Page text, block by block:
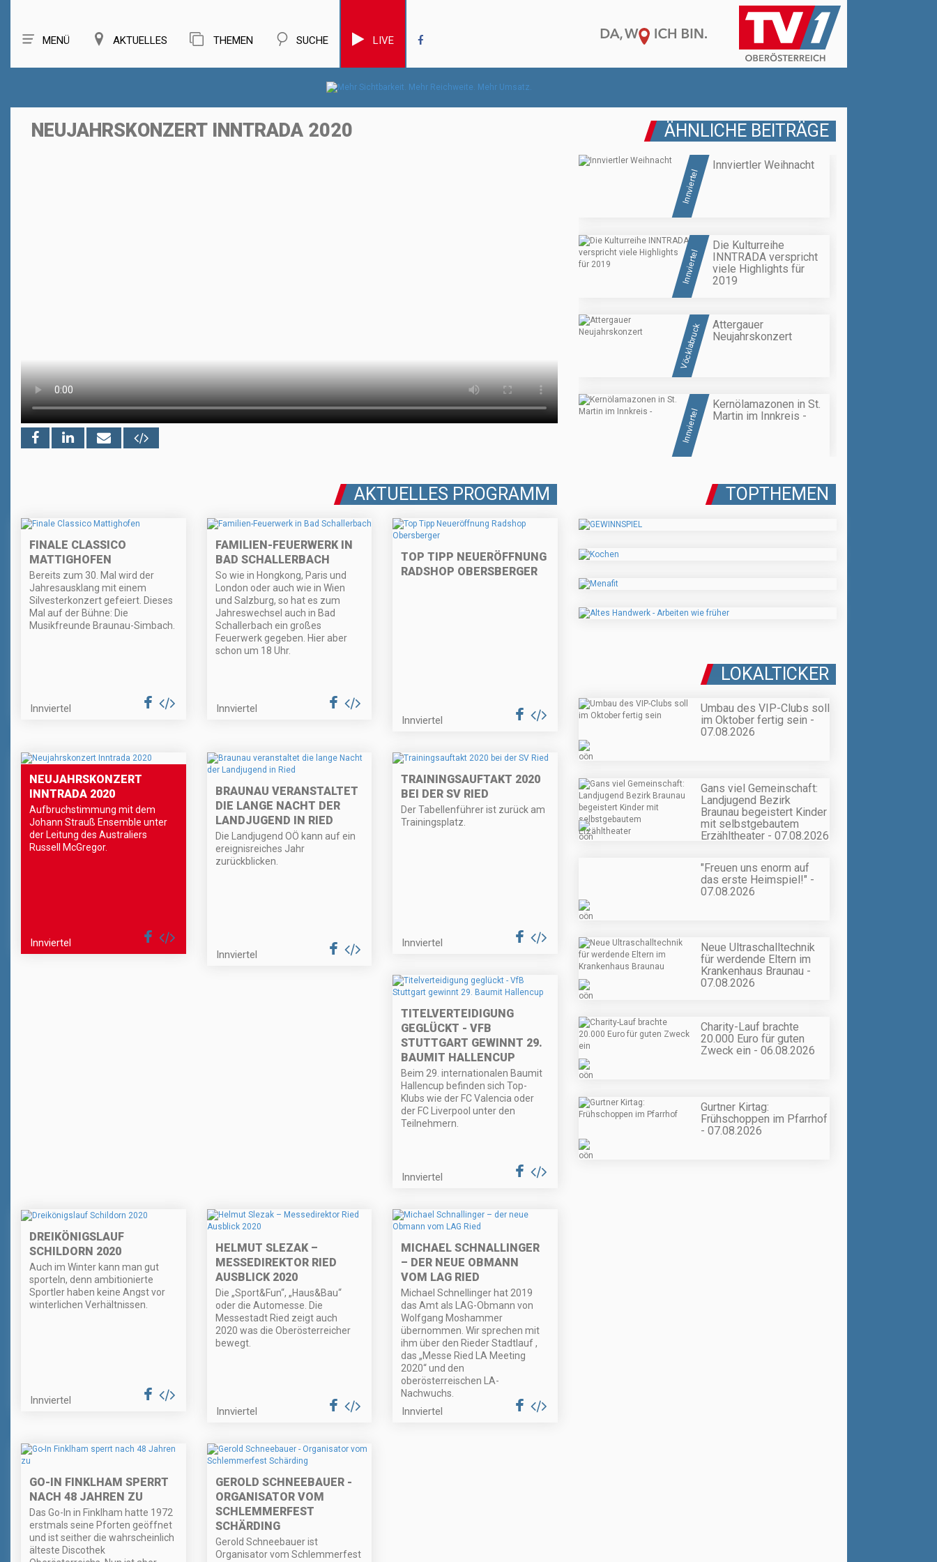
MENÜ AKTUELLES THEMEN SUCHE LIVE
NEUJAHRSKONZERT INNTRADA 2020 ÄHNLICHE BEITRÄGE
Innviertel
Innviertler Weihnacht
Innviertel
Die Kulturreihe
INNTRADA verspricht
viele Highlights für
2019
Vöcklabruck
Attergauer
Neujahrskonzert
Innviertel
Kernölamazonen in St.
Martin im Innkreis -
AKTUELLES PROGRAMM
FINALE CLASSICO
MATTIGHOFEN
Bereits zum 30. Mal wird der
Jahresausklang mit einem
Silvesterkonzert gefeiert. Dieses
Mal auf der Bühne: Die
Musikfreunde Braunau-Simbach.
Innviertel
FAMILIEN-FEUERWERK IN
BAD SCHALLERBACH
So wie in Hongkong, Paris und
London oder auch wie in Wien
und Salzburg, so hat es zum
Jahreswechsel auch in Bad
Schallerbach ein großes
Feuerwerk gegeben. Hier aber
schon um 18 Uhr.
Innviertel
TOP TIPP NEUERÖFFNUNG
RADSHOP OBERSBERGER
Innviertel
NEUJAHRSKONZERT
INNTRADA 2020
Aufbruchstimmung mit dem
Johann Strauß Ensemble unter
der Leitung des Australiers
Russell McGregor.
Innviertel
BRAUNAU VERANSTALTET
DIE LANGE NACHT DER
LANDJUGEND IN RIED
Die Landjugend OÖ kann auf ein
ereignisreiches Jahr
zurückblicken.
Innviertel
TRAININGSAUFTAKT 2020
BEI DER SV RIED
Der Tabellenführer ist zurück am
Trainingsplatz.
Innviertel
TITELVERTEIDIGUNG
GEGLÜCKT - VFB
STUTTGART GEWINNT 29.
BAUMIT HALLENCUP
Beim 29. internationalen Baumit
Hallencup befinden sich Top-
Klubs wie der FC Valencia oder
der FC Liverpool unter den
Teilnehmern.
Innviertel
DREIKÖNIGSLAUF
SCHILDORN 2020
Auch im Winter kann man gut
sporteln, denn ambitionierte
Sportler haben keine Angst vor
winterlichen Verhältnissen.
Innviertel
HELMUT SLEZAK –
MESSEDIREKTOR RIED
AUSBLICK 2020
Die „Sport&Fun“, „Haus&Bau“
oder die Automesse. Die
Messestadt Ried zeigt auch
2020 was die Oberösterreicher
bewegt.
Innviertel
MICHAEL SCHNALLINGER
– DER NEUE OBMANN
VOM LAG RIED
Michael Schnellinger hat 2019
das Amt als LAG-Obmann von
Wolfgang Moshammer
übernommen. Wir sprechen mit
ihm über den Rieder Stadtlauf ,
das „Messe Ried LA Meeting
2020“ und den
oberösterreischen LA-
Nachwuchs.
Innviertel
GO-IN FINKLHAM SPERRT
NACH 48 JAHREN ZU
Das Go-In in Finklham hatte 1972
erstmals seine Pforten geöffnet
und ist seither die wahrscheinlich
älteste Discothek
GEROLD SCHNEEBAUER -
ORGANISATOR VOM
SCHLEMMERFEST
SCHÄRDING
Gerold Schneebauer ist
Organisator vom Schlemmerfest
TOPTHEMEN
LOKALTICKER
Umbau des VIP-Clubs soll
im Oktober fertig sein -
07.08.2026
Gans viel Gemeinschaft:
Landjugend Bezirk
Braunau begeistert Kinder
mit selbstgebautem
Erzähltheater - 07.08.2026
"Freuen uns enorm auf
das erste Heimspiel!" -
07.08.2026
Neue Ultraschalltechnik
für werdende Eltern im
Krankenhaus Braunau -
07.08.2026
Charity-Lauf brachte
20.000 Euro für guten
Zweck ein - 06.08.2026
Gurtner Kirtag:
Frühschoppen im Pfarrhof
- 07.08.2026